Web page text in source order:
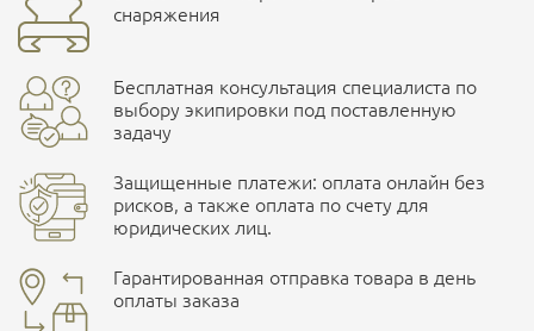
Наличные при самовывозе
Ваш отзыв
улица Маяковского, 10
ПОДРОБНЕЕ О СКЛАДЕ
снаряжения
Бесплатная консультация специалиста по
выбору экипировки под поставленную
задачу
Защищенные платежи: оплата онлайн без
рисков, а также оплата по счету для
юридических лиц.
Гарантированная отправка товара в день
оплаты заказа